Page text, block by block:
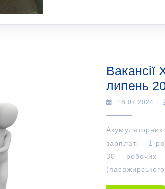
липень
16.07.2024 |
зарплаті – 1
30 робочих